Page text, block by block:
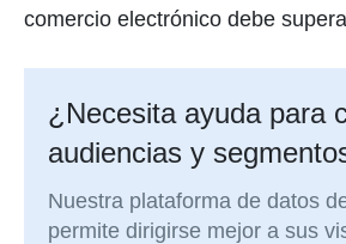
comercio electrónico debe
¿Necesita ayuda para
audiencias y
Nuestra plataforma de datos
permite dirigirse mejor a sus